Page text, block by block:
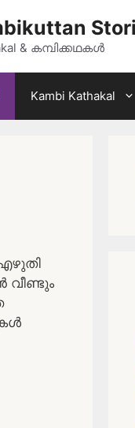
& കമ്പിക്കഥകൾ
Kambi Kathakal